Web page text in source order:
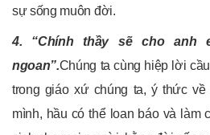
sự sống muôn đời.
4. “Chính thầy sẽ cho anh
ngoan”.Chúng ta cùng hiệp lời
trong giáo xứ chúng ta, ý thức
mình, hầu có thể loan báo và làm